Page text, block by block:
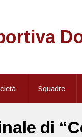
Squadre
di